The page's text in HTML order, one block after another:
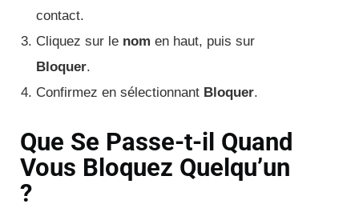
contact.
Cliquez sur le nom en haut, puis sur
Bloquer.
Confirmez en sélectionnant Bloquer.
Que Se Passe-t-il Quand
Vous Bloquez Quelqu’un
?